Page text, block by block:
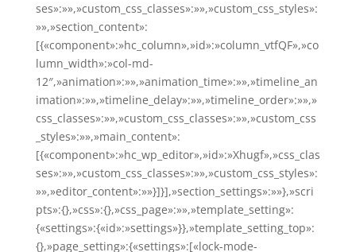
ses»:»»,»custom_css_classes»:»»,»custom_css_styles»:
»»,»section_content»:
[{«component»:»hc_column»,»id»:»column_vtfQF»,»co
lumn_width»:»col-md-
12″,»animation»:»»,»animation_time»:»»,»timeline_an
imation»:»»,»timeline_delay»:»»,»timeline_order»:»»,»
css_classes»:»»,»custom_css_classes»:»»,»custom_css
_styles»:»»,»main_content»:
[{«component»:»hc_wp_editor»,»id»:»Xhugf»,»css_clas
ses»:»»,»custom_css_classes»:»»,»custom_css_styles»:
»»,»editor_content»:»»}]}],»section_settings»:»»},»scri
pts»:{},»css»:{},»css_page»:»»,»template_setting»:
{«settings»:{«id»:»settings»}},»template_setting_top»:
{},»page_setting»:{«settings»:[«lock-mode-